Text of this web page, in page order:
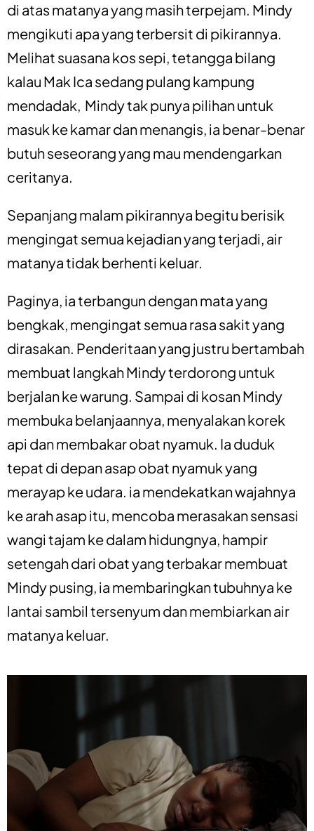
di atas matanya yang masih terpejam. Mindy
mengikuti apa yang terbersit di pikirannya.
Melihat suasana kos sepi, tetangga bilang
kalau Mak Ica sedang pulang kampung
mendadak, Mindy tak punya pilihan untuk
masuk ke kamar dan menangis, ia benar-benar
butuh seseorang yang mau mendengarkan
ceritanya.
Sepanjang malam pikirannya begitu berisik
mengingat semua kejadian yang terjadi, air
matanya tidak berhenti keluar.
Paginya, ia terbangun dengan mata yang
bengkak, mengingat semua rasa sakit yang
dirasakan. Penderitaan yang justru bertambah
membuat langkah Mindy terdorong untuk
berjalan ke warung. Sampai di kosan Mindy
membuka belanjaannya, menyalakan korek
api dan membakar obat nyamuk. Ia duduk
tepat di depan asap obat nyamuk yang
merayap ke udara. ia mendekatkan wajahnya
ke arah asap itu, mencoba merasakan sensasi
wangi tajam ke dalam hidungnya, hampir
setengah dari obat yang terbakar membuat
Mindy pusing, ia membaringkan tubuhnya ke
lantai sambil tersenyum dan membiarkan air
matanya keluar.